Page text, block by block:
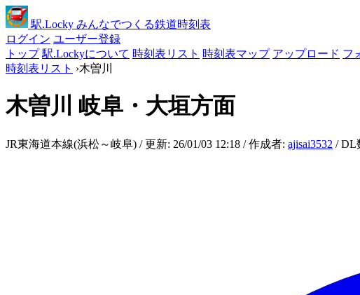
駅.Locky みんなでつくる鉄道時刻表
ログイン ユーザー登録
トップ 駅.Lockyについて 時刻表リスト 時刻表マップ アップロード フ
時刻表リスト ›木曽川
木曽川 岐阜・大垣方面
JR東海道本線(浜松～岐阜) / 更新: 26/01/03 12:18 / 作成者: ajisai3532 / DL